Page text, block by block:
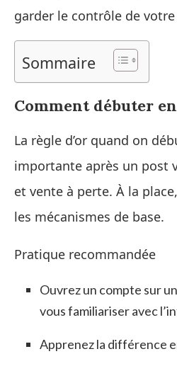
garder le contrôle de
Sommaire
Comment débuter
La règle d’or quand on
importante après un post
et vente à perte. À la
les mécanismes de base.
Pratique recommandée
Ouvrez un compte sur
vous familiariser avec
Apprenez la différence